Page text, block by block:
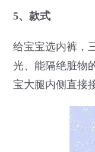
5、款式
给宝宝选内裤，
光、能隔绝脏物
宝大腿内侧直接